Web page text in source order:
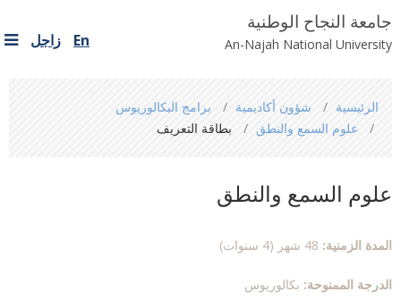
جامعة النجاح الوطنية
An-Najah National University
En زاجل
are
الرئيسية شؤون أكاديمية
برامج البكالوريوس
علوم السمع والنطق
بطاقة التعريف
علوم السمع والنطق
المدة الزمنية:
الدرجة الممنوحة: بكالوريوس